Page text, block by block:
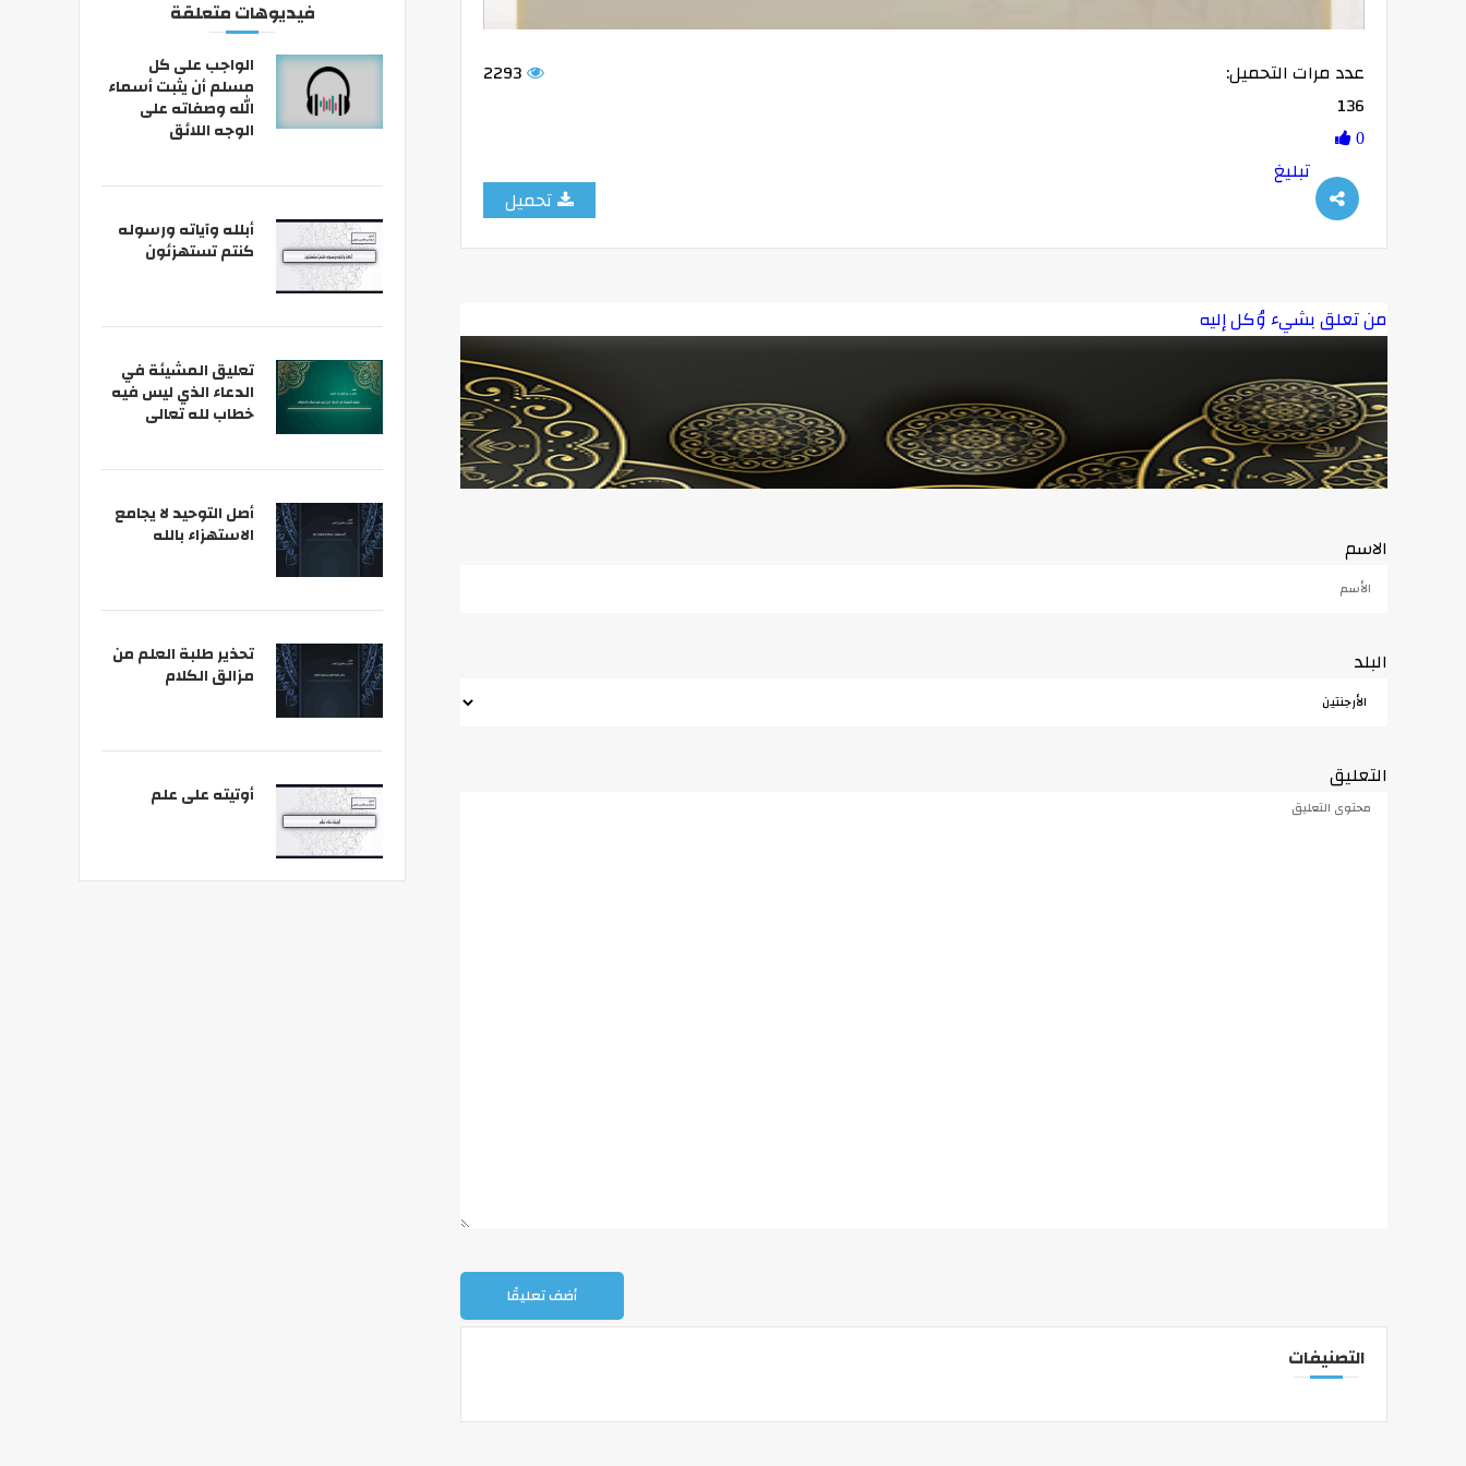
2293
عدد مرات التحميل:
136
0
تحميل
تبليغ
من تعلق بشيء وُكل إليه
الاسم
البلد
التعليق
التصنيفات
فيديوهات متعلقة
الواجب على كل
مسلم أن يثبت أسماء
الله وصفاته على
الوجه اللائق
أبلله وآياته ورسوله
كنتم تستهزئون
تعليق المشيئة في
الدعاء الذي ليس فيه
خطاب لله تعالى
أصل التوحيد لا يجامع
الاستهزاء بالله
تحذير طلبة العلم من
مزالق الكلام
أوتيته على علم